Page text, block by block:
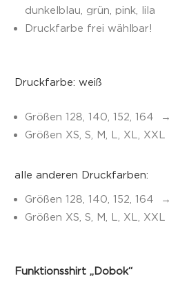
dunkelblau, grün, pink, lila
Druckfarbe frei wählbar!
Druckfarbe: weiß
Größen 128, 140, 152, 164
Größen XS, S, M, L, XL, XXL
alle anderen Druckfarben:
Größen 128, 140, 152, 164
Größen XS, S, M, L, XL, XXL
Funktionsshirt „Dobok“